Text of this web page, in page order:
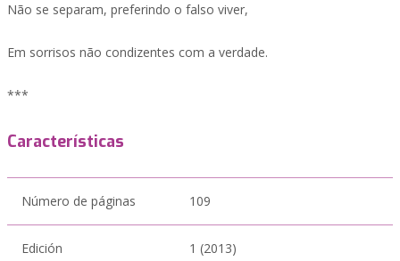
Não se separam, preferindo o falso viver,
Em sorrisos não condizentes com a verdade.
***
Características
Número de páginas 109
Edición 1 (2013)